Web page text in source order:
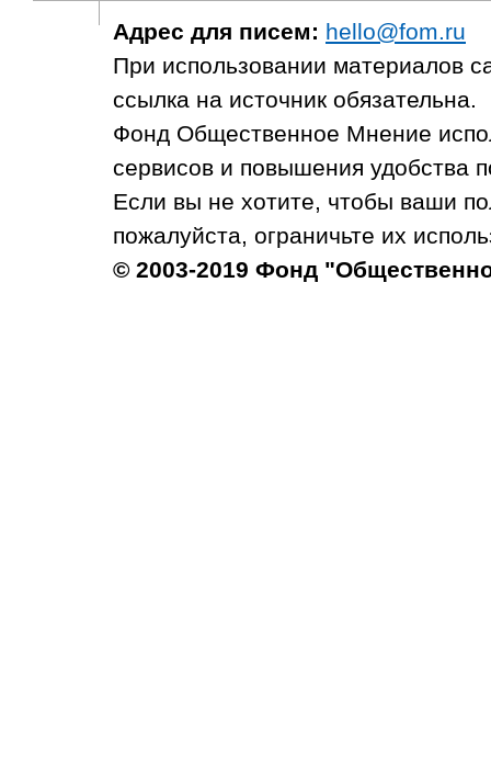
Адрес для писем: hello@fom.ru
При использовании материалов
ссылка на источник обязательна.
Фонд Общественное Мнение
сервисов и повышения удобства
Если вы не хотите, чтобы ваши
пожалуйста, ограничьте их
© 2003-2019 Фонд